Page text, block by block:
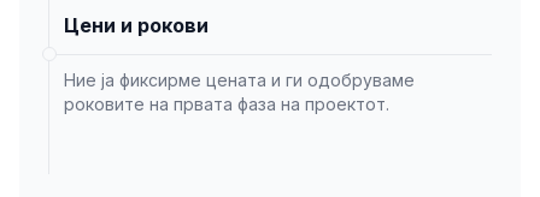
Цени и рокови
Ние ја фиксирме цената и ги одобруваме
роковите на првата фаза на проектот.